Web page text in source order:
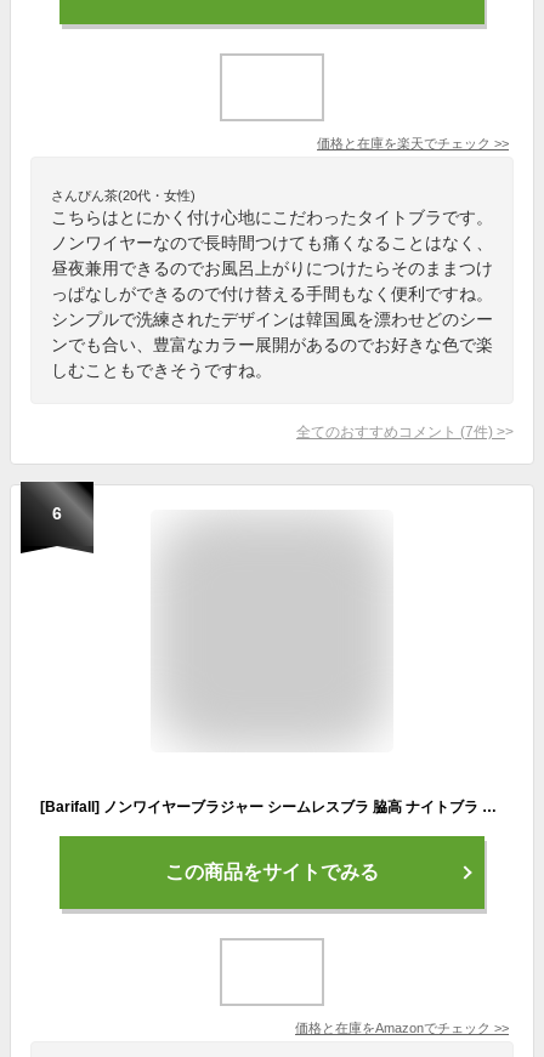
価格と在庫を楽天でチェック >>
さんぴん茶(20代・女性)
こちらはとにかく付け心地にこだわったタイトブラです。
ノンワイヤーなので長時間つけても痛くなることはなく、
昼夜兼用できるのでお風呂上がりにつけたらそのままつけ
っぱなしができるので付け替える手間もなく便利ですね。
シンプルで洗練されたデザインは韓国風を漂わせどのシー
ンでも合い、豊富なカラー展開があるのでお好きな色で楽
しむこともできそうですね。
全てのおすすめコメント (7件) >
6
[Barifall] ノンワイヤーブラジャー シームレスブラ 脇高 ナイトブラ 締め付け感ない スポーツブラ 無縫製 昼夜兼用 whwx02BKXL
この商品をサイトでみる
価格と在庫をAmazonでチェック >>